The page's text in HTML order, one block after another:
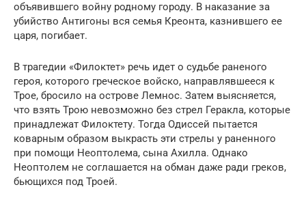
объявившего войну родному городу. В наказание за
убийство Антигоны вся семья Креонта, казнившего ее
царя, погибает.
В трагедии «Филоктет» речь идет о судьбе раненого
героя, которого греческое войско, направлявшееся к
Трое, бросило на острове Лемнос. Затем выясняется,
что взять Трою невозможно без стрел Геракла, которые
принадлежат Филоктету. Тогда Одиссей пытается
коварным образом выкрасть эти стрелы у раненного
при помощи Неоптолема, сына Ахилла. Однако
Неоптолем не соглашается на обман даже ради греков,
бьющихся под Троей.